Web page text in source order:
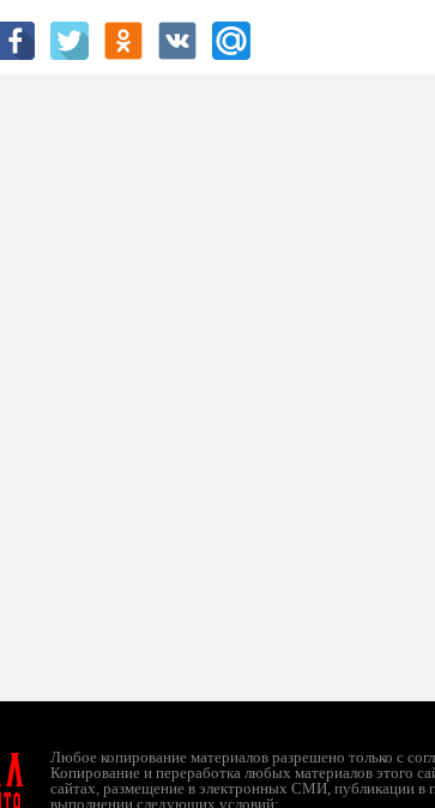
Любое копирование материалов разрешено только с
Копирование и переработка любых материалов этого
сайтах, размещение в электронных СМИ, публикации в
выполнении следующих условий: